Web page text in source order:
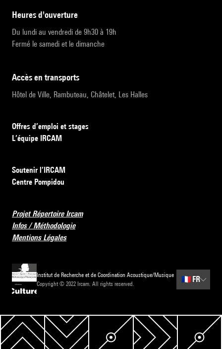
heures d'ouverture
Du lundi au vendredi de 9h30 à 19h
Fermé le samedi et le dimanche
accès en transports
Hôtel de Ville, Rambuteau, Châtelet, Les Halles
Offres d’emploi et stages
L’équipe IRCAM
Soutenir l’IRCAM
Centre Pompidou
Projet Répertoire Ircam
Infos / Méthodologie
Mentions Légales
Institut de Recherche et de Coordination Acoustique/Musique
Copyright © 2022 Ircam. All rights reserved.
🇫🇷 FR